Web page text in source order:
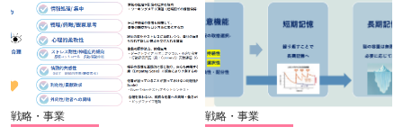
戦略・事業 戦略・事業